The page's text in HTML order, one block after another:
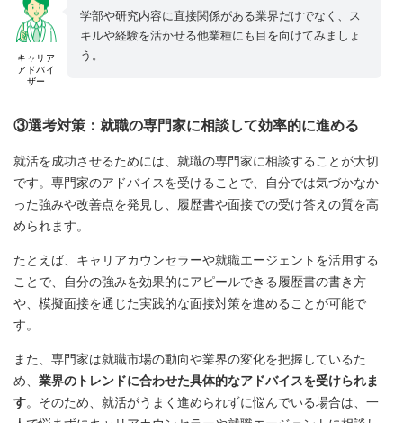
キャリア
アドバイ
ザー
学部や研究内容に直接関係がある業界だけでなく、ス
キルや経験を活かせる他業種にも目を向けてみましょ
う。
③選考対策：就職の専門家に相談して効率的に進める
就活を成功させるためには、就職の専門家に相談することが大切
です。専門家のアドバイスを受けることで、自分では気づかなか
った強みや改善点を発見し、履歴書や面接での受け答えの質を高
められます。
たとえば、キャリアカウンセラーや就職エージェントを活用する
ことで、自分の強みを効果的にアピールできる履歴書の書き方
や、模擬面接を通じた実践的な面接対策を進めることが可能で
す。
また、専門家は就職市場の動向や業界の変化を把握しているた
め、 業界のトレンドに合わせた具体的なアドバイスを受けられま
す。そのため、就活がうまく進められずに悩んでいる場合は、一